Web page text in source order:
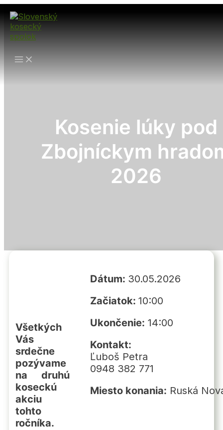
Preskočiť
na
obsah
Kosenie lúky pod
Zbojníckym
2026
Všetkých
Vás
srdečne
pozývame
na druhú
koseckú
akciu
tohto
ročníka.
Dátum: 30.05.2026
Začiatok: 10:00
Ukončenie: 14:00
Kontakt:
Ľuboš Petra
0948 382 771
Miesto konania: Ruská